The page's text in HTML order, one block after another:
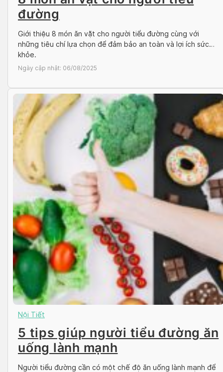
đường
Giới thiệu 8 món ăn vặt cho người tiểu đường cùng với
những tiêu chí lựa chọn để đảm bảo an toàn và lợi ích sức
khỏe.
Ngày cập nhật: 06/08/2025
Nội Tiết
5 tips giúp người tiểu đường ăn
uống lành mạnh
Người tiểu đường cần có một chế độ ăn uống lành mạnh để